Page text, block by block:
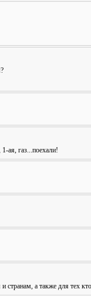
ая, газ...поехали!
странам, а также для тех